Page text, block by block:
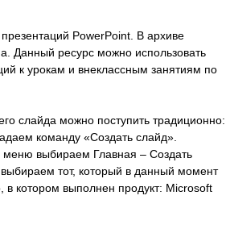
PowerPoint. В архиве
Данный ресурс можно использовать
к урокам и внеклассным занятиям по
слайда можно поступить традиционно:
команду «Создать слайд».
выбираем Главная – Создать
тот, который в данный момент
в котором выполнен продукт: Microsoft